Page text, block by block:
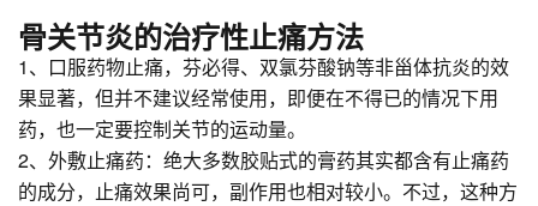
骨关节炎的治疗性止痛方法
1、口服药物止痛，芬必得、双氯芬酸钠等非甾体抗炎的效
果显著，但并不建议经常使用，即便在不得已的情况下用
药，也一定要控制关节的运动量。
2、外敷止痛药：绝大多数胶贴式的膏药其实都含有止痛药
的成分，止痛效果尚可，副作用也相对较小。不过，这种方